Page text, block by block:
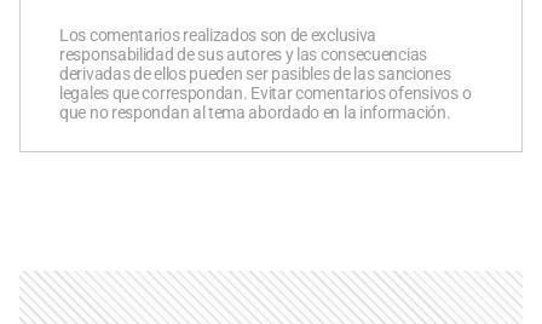
Los comentarios realizados son de exclusiva
responsabilidad de sus autores y las consecuencias
derivadas de ellos pueden ser pasibles de las sanciones
legales que correspondan. Evitar comentarios ofensivos o
que no respondan al tema abordado en la información.